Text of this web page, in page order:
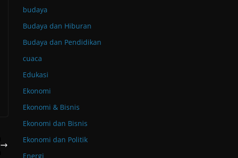
budaya
Budaya dan Hiburan
Budaya dan Pendidikan
cuaca
Edukasi
Ekonomi
Ekonomi & Bisnis
Ekonomi dan Bisnis
Ekonomi dan Politik
Energi